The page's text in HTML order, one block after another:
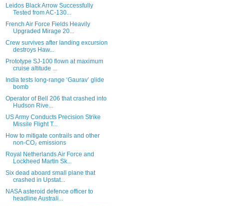
Leidos Black Arrow Successfully
Tested from AC-130...
French Air Force Fields Heavily
Upgraded Mirage 20...
Crew survives after landing excursion
destroys Haw...
Prototype SJ-100 flown at maximum
cruise altitude ...
India tests long-range ‘Gaurav’ glide
bomb
Operator of Bell 206 that crashed into
Hudson Rive...
US Army Conducts Precision Strike
Missile Flight T...
How to mitigate contrails and other
non-CO₂ emissions
Royal Netherlands Air Force and
Lockheed Martin Sk...
Six dead aboard small plane that
crashed in Upstat...
NASA asteroid defence officer to
headline Australi...